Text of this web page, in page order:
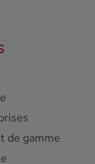
de gamme